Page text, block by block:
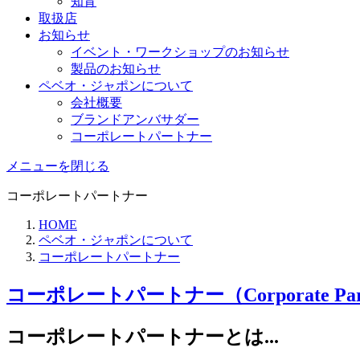
取扱店
お知らせ
イベント・ワークショップのお知らせ
製品のお知らせ
ペベオ・ジャポンについて
会社概要
ブランドアンバサダー
コーポレートパートナー
メニューを閉じる
コーポレートパートナー
HOME
ペベオ・ジャポンについて
コーポレートパートナー
コーポレートパートナー（Corporate
コーポレートパートナーとは...